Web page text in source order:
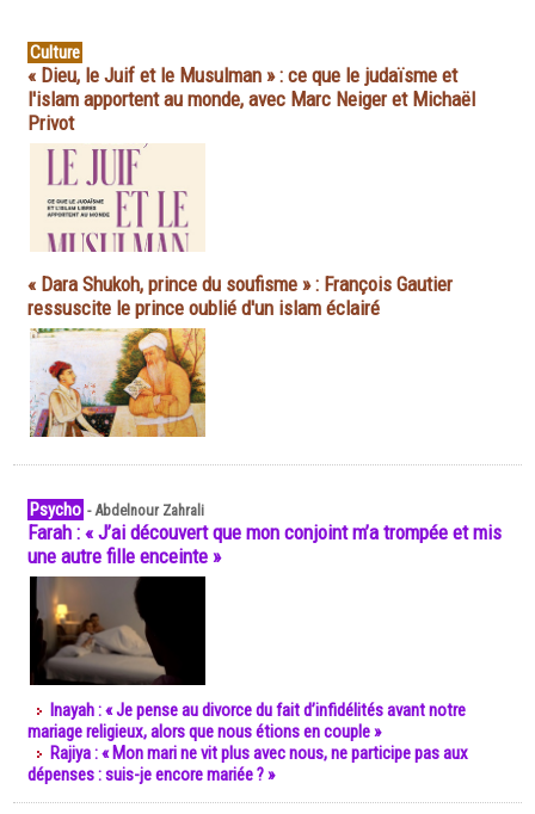
Culture
« Dieu, le Juif et le Musulman » : ce que le judaïsme et
l'islam apportent au monde, avec Marc Neiger et Michaël
Privot
« Dara Shukoh, prince du soufisme » : François Gautier
ressuscite le prince oublié d'un islam éclairé
Psycho -Abdelnour Zahrali
Farah : « J’ai découvert que mon conjoint m’a trompée et mis
une autre fille enceinte »
Inayah : « Je pense au divorce du fait d’infidélités avant notre
mariage religieux, alors que nous étions en couple »
Rajiya : « Mon mari ne vit plus avec nous, ne participe pas aux
dépenses : suis-je encore mariée ? »